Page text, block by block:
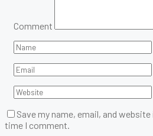
Comment
Save my name, email, and
time I comment.